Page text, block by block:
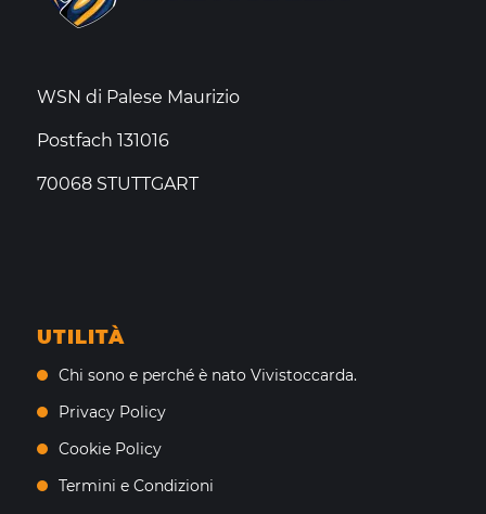
WSN di Palese Maurizio
Postfach 131016
70068 STUTTGART
UTILITÀ
Chi sono e perché è nato Vivistoccarda.
Privacy Policy
Cookie Policy
Termini e Condizioni